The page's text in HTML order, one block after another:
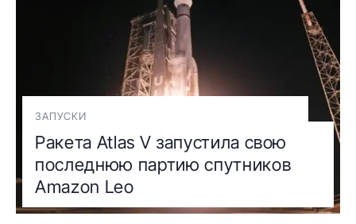
ЗАПУСКИ
Ракета Atlas V запустила свою
последнюю партию спутников
Amazon Leo